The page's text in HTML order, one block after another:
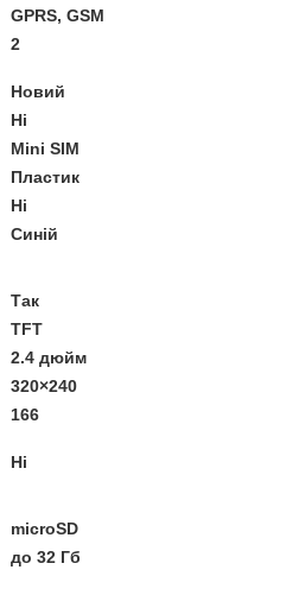
GPRS, GSM
2
Новий
Ні
Mini SIM
Пластик
Ні
Синій
Так
TFT
2.4 дюйм
320×240
166
Ні
microSD
до 32 Гб